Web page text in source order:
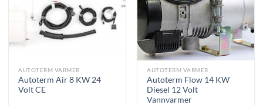
AUTOTERM VARMER
Autoterm Air 8 KW 24
Volt CE
AUTOTERM VARMER
Autoterm Flow 14 KW
Diesel 12 Volt
Vannvarmer